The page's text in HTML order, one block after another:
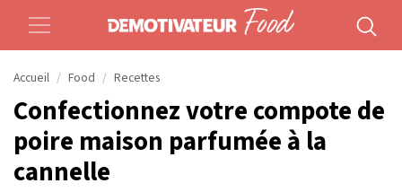
Accueil Food Recettes
Confectionnez votre compote de
poire maison parfumée à la
cannelle